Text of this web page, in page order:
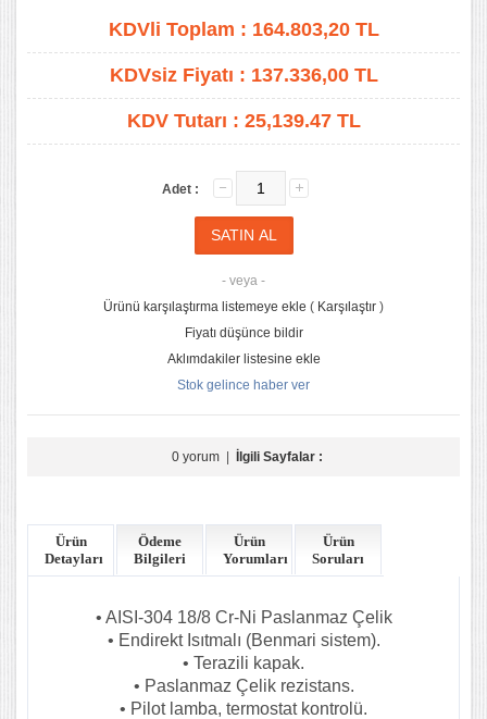
KDVli Toplam : 164.803,20TL
KDVsiz Fiyatı : 137.336,00TL
KDV Tutarı : 25,139.47 TL
Adet :
- veya -
Ürünü karşılaştırma listemeye ekle ( Karşılaştır )
Fiyatı düşünce bildir
Aklımdakiler listesine ekle
Stok gelince haber ver
0 yorum| İlgili Sayfalar :
Ürün
Detayları
Ödeme
Bilgileri
Ürün
Yorumları
Ürün
Soruları
• AISI-304 18/8 Cr-Ni Paslanmaz Çelik
• Endirekt Isıtmalı (Benmari sistem).
• Terazili kapak.
• Paslanmaz Çelik rezistans.
• Pilot lamba, termostat kontrolü.